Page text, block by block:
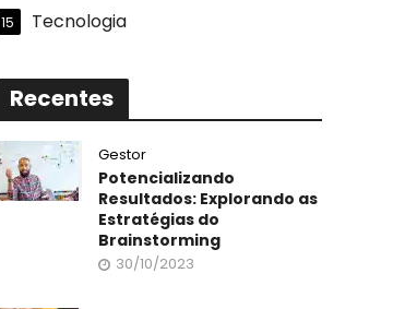
Tecnologia
15
Recentes
Gestor
Potencializando
Resultados: Explorando as
Estratégias do
Brainstorming
30/10/2023